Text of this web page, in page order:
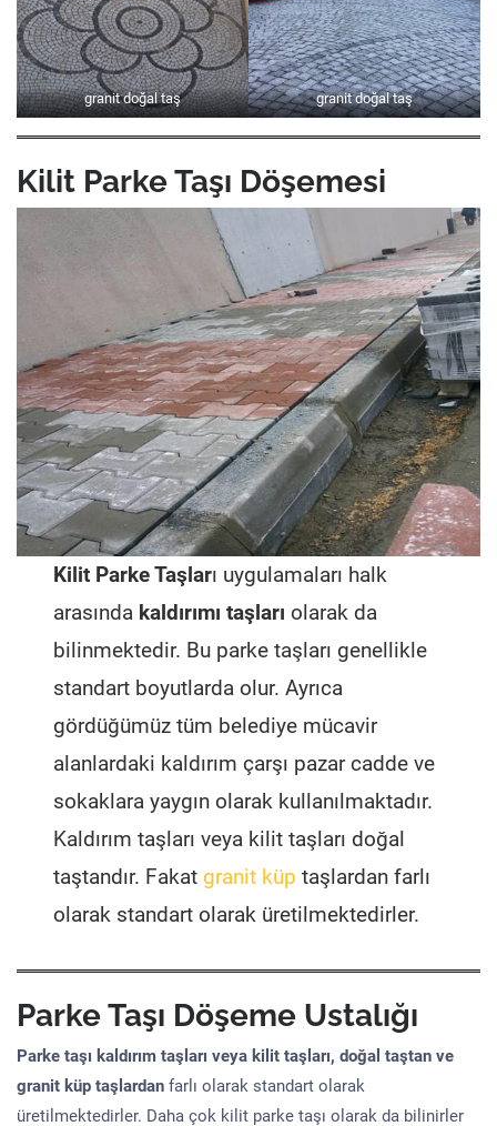
granit doğal taş granit doğal taş
Kilit Parke Taşı Döşemesi
Kilit Parke Taşları uygulamaları halk
arasında kaldırımı taşları olarak da
bilinmektedir. Bu parke taşları genellikle
standart boyutlarda olur. Ayrıca
gördüğümüz tüm belediye mücavir
alanlardaki kaldırım çarşı pazar cadde ve
sokaklara yaygın olarak kullanılmaktadır.
Kaldırım taşları veya kilit taşları doğal
taştandır. Fakat granit küp taşlardan farlı
olarak standart olarak üretilmektedirler.
Parke Taşı Döşeme Ustalığı
Parke taşı kaldırım taşları veya kilit taşları, doğal taştan ve
granit küp taşlardan farlı olarak standart olarak
üretilmektedirler. Daha çok kilit parke taşı olarak da bilinirler